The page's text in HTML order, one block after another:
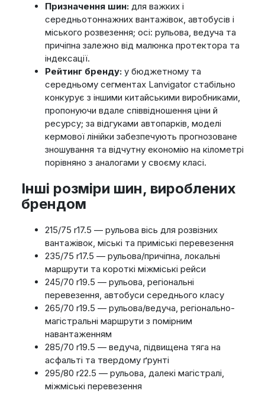
Призначення шин:для важких і
середньотоннажних вантажівок, автобусів і
міського розвезення; осі: рульова, ведуча та
причіпна залежно від малюнка протектора та
індексації.
Рейтинг бренду:у бюджетному та
середньому сегментах Lanvigator стабільно
конкурує з іншими китайськими виробниками,
пропонуючи вдале співвідношення ціни й
ресурсу; за відгуками автопарків, моделі
кермової лінійки забезпечують прогнозоване
зношування та відчутну економію на кілометрі
порівняно з аналогами у своєму класі.
Інші розміри шин, вироблених
брендом
215/75 r17.5 — рульова вісь для розвізних
вантажівок, міські та приміські перевезення
235/75 r17.5 — рульова/причіпна, локальні
маршрути та короткі міжміські рейси
245/70 r19.5 — рульова, регіональні
перевезення, автобуси середнього класу
265/70 r19.5 — рульова/ведуча, регіонально-
магiстральні маршрути з помірним
навантаженням
285/70 r19.5 — ведуча, підвищена тяга на
асфальті та твердому ґрунті
295/80 r22.5 — рульова, далекі магістралі,
міжміські перевезення